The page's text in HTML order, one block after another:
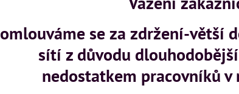
omlouváme se za zdržení-větší
sítí z důvodu
nedostatkem pracovníků v